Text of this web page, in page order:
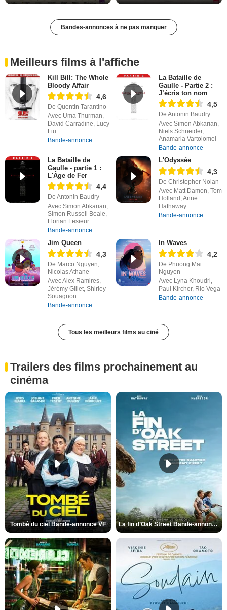
Bandes-annonces à ne pas manquer
Meilleurs films à l'affiche
Kill Bill: The Whole
Bloody Affair
4,6
De Quentin Tarantino
Avec Uma Thurman,
David Carradine, Lucy
Liu
Bande-annonce
La Bataille de
Gaulle - Partie 2 :
J’écris ton nom
4,5
De Antonin Baudry
Avec Simon Abkarian,
Niels Schneider,
Anamaria Vartolomei
Bande-annonce
La Bataille de
Gaulle - partie 1 :
L'Âge de Fer
4,4
De Antonin Baudry
Avec Simon Abkarian,
Simon Russell Beale,
Florian Lesieur
Bande-annonce
L'Odyssée
4,3
De Christopher Nolan
Avec Matt Damon, Tom
Holland, Anne
Hathaway
Bande-annonce
Jim Queen
4,3
De Marco Nguyen,
Nicolas Athane
Avec Alex Ramires,
Jérémy Gillet, Shirley
Souagnon
Bande-annonce
In Waves
4,2
De Phuong Mai
Nguyen
Avec Lyna Khoudri,
Paul Kircher, Rio Vega
Bande-annonce
Tous les meilleurs films au ciné
Trailers des films prochainement au
cinéma
Tombé du ciel Bande-annonce VF La fin d’Oak Street Bande-annonce VO STFR